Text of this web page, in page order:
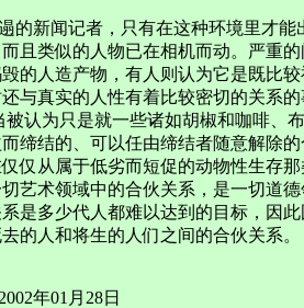
的新闻记者，只有在这种环境里才
且类似的人物已在相机而动。严重
的人造产物，有人则认为它是既比
与真实的人性有着比较密切的关系
为只是就一些诸如胡椒和咖啡、布
缔结的、可以任由缔结者随意解除
仅从属于低劣而短促的动物性生存
艺术领域中的合伙关系，是一切道
是多少代人都难以达到的目标，因
的人和将生的人们之间的合伙关系。
01月28日